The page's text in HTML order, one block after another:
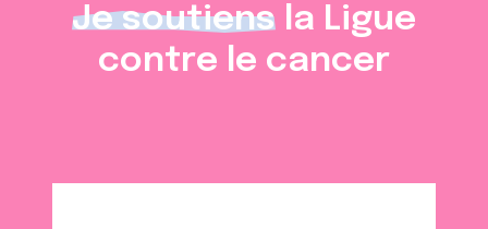
Je soutiens la Ligue
contre le cancer